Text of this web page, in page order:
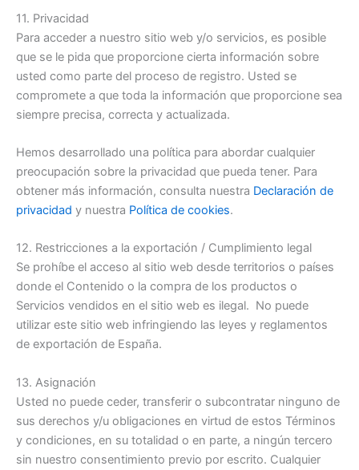
11. Privacidad
Para acceder a nuestro sitio web y/o servicios, es posible
que se le pida que proporcione cierta información sobre
usted como parte del proceso de registro. Usted se
compromete a que toda la información que proporcione sea
siempre precisa, correcta y actualizada.
Hemos desarrollado una política para abordar cualquier
preocupación sobre la privacidad que pueda tener. Para
obtener más información, consulta nuestra Declaración de
privacidad y nuestra Política de cookies.
12. Restricciones a la exportación / Cumplimiento legal
Se prohíbe el acceso al sitio web desde territorios o países
donde el Contenido o la compra de los productos o
Servicios vendidos en el sitio web es ilegal. No puede
utilizar este sitio web infringiendo las leyes y reglamentos
de exportación de España.
13. Asignación
Usted no puede ceder, transferir o subcontratar ninguno de
sus derechos y/u obligaciones en virtud de estos Términos
y condiciones, en su totalidad o en parte, a ningún tercero
sin nuestro consentimiento previo por escrito. Cualquier